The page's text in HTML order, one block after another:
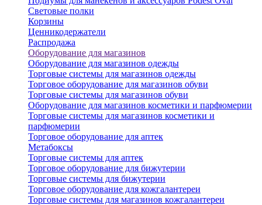
Световые полки
Корзины
Ценникодержатели
Распродажа
Оборудование для магазинов
Оборудование для магазинов одежды
Торговые системы для магазинов одежды
Торговое оборудование для магазинов обуви
Торговые системы для магазинов обуви
Оборудование для магазинов косметики и парфюмерии
Торговые системы для магазинов косметики и
парфюмерии
Торговое оборудование для аптек
Метабоксы
Торговые системы для аптек
Торговое оборудование для бижутерии
Торговые системы для бижутерии
Торговое оборудование для кожгалантереи
Торговые системы для магазинов кожгалантереи